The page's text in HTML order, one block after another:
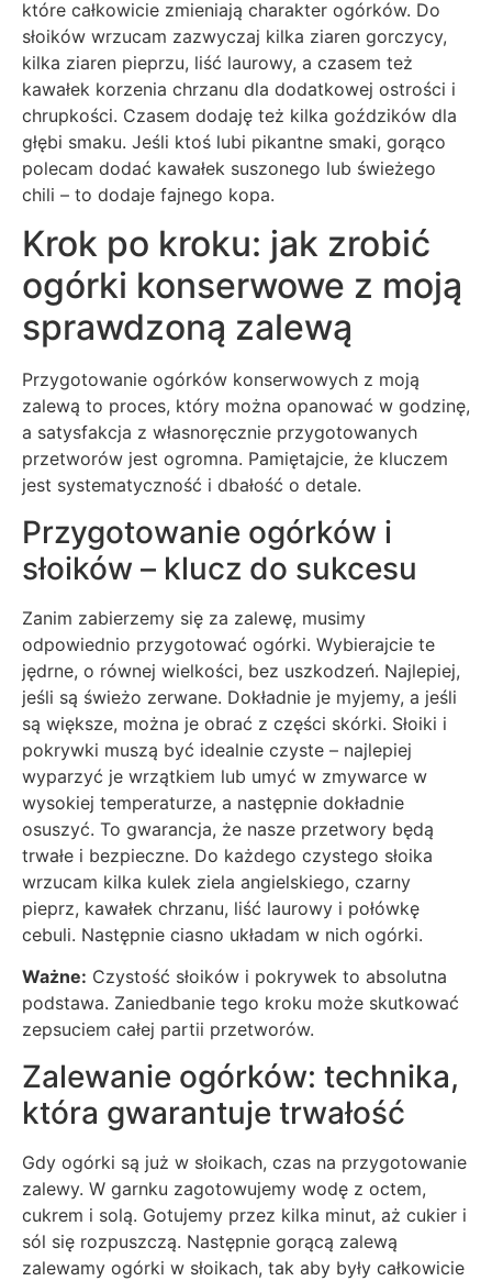
które całkowicie zmieniają charakter ogórków. Do
słoików wrzucam zazwyczaj kilka ziaren gorczycy,
kilka ziaren pieprzu, liść laurowy, a czasem też
kawałek korzenia chrzanu dla dodatkowej ostrości i
chrupkości. Czasem dodaję też kilka goździków dla
głębi smaku. Jeśli ktoś lubi pikantne smaki, gorąco
polecam dodać kawałek suszonego lub świeżego
chili – to dodaje fajnego kopa.
Krok po kroku: jak zrobić
ogórki konserwowe z moją
sprawdzoną zalewą
Przygotowanie ogórków konserwowych z moją
zalewą to proces, który można opanować w godzinę,
a satysfakcja z własnoręcznie przygotowanych
przetworów jest ogromna. Pamiętajcie, że kluczem
jest systematyczność i dbałość o detale.
Przygotowanie ogórków i
słoików – klucz do sukcesu
Zanim zabierzemy się za zalewę, musimy
odpowiednio przygotować ogórki. Wybierajcie te
jędrne, o równej wielkości, bez uszkodzeń. Najlepiej,
jeśli są świeżo zerwane. Dokładnie je myjemy, a jeśli
są większe, można je obrać z części skórki. Słoiki i
pokrywki muszą być idealnie czyste – najlepiej
wyparzyć je wrzątkiem lub umyć w zmywarce w
wysokiej temperaturze, a następnie dokładnie
osuszyć. To gwarancja, że nasze przetwory będą
trwałe i bezpieczne. Do każdego czystego słoika
wrzucam kilka kulek ziela angielskiego, czarny
pieprz, kawałek chrzanu, liść laurowy i połówkę
cebuli. Następnie ciasno układam w nich ogórki.
Ważne: Czystość słoików i pokrywek to absolutna
podstawa. Zaniedbanie tego kroku może skutkować
zepsuciem całej partii przetworów.
Zalewanie ogórków: technika,
która gwarantuje trwałość
Gdy ogórki są już w słoikach, czas na przygotowanie
zalewy. W garnku zagotowujemy wodę z octem,
cukrem i solą. Gotujemy przez kilka minut, aż cukier i
sól się rozpuszczą. Następnie gorącą zalewą
zalewamy ogórki w słoikach, tak aby były całkowicie